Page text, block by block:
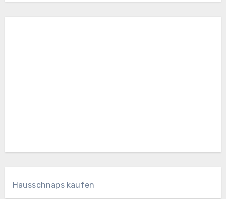
Hausschnaps kaufen